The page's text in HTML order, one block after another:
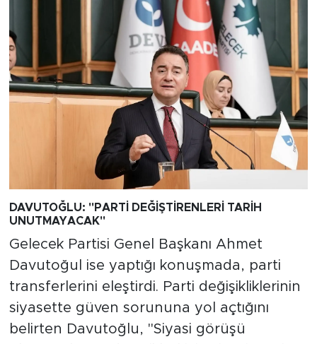
DAVUTOĞLU: "PARTİ DEĞİŞTİRENLERİ TARİH
UNUTMAYACAK"
Gelecek Partisi Genel Başkanı Ahmet
Davutoğul ise yaptığı konuşmada, parti
transferlerini eleştirdi. Parti değişikliklerinin
siyasette güven sorununa yol açtığını
belirten Davutoğlu, "Siyasi görüşü